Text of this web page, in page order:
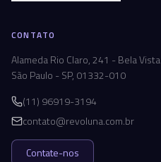
CONTATO
Alameda Rio Claro, 241 - Bela Vista
São Paulo - SP, 01332-010
(11) 96919-3194
contato@revoluna.com.br
Contate-nos